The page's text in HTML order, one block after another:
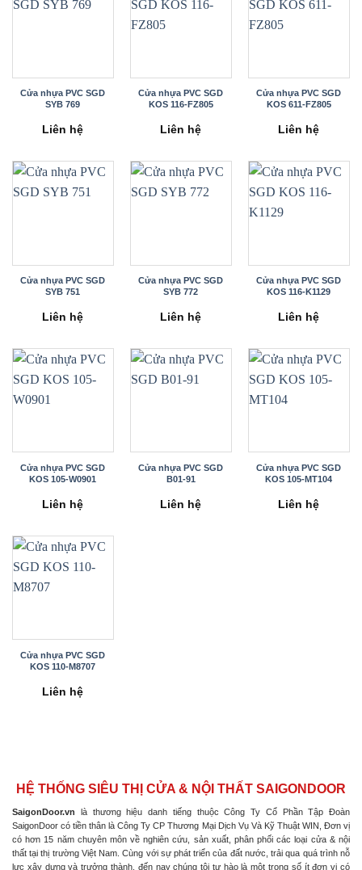
Cửa nhựa PVC SGD
SYB 769
Liên hệ
Cửa nhựa PVC SGD
KOS 116-FZ805
Liên hệ
Cửa nhựa PVC SGD
KOS 611-FZ805
Liên hệ
Cửa nhựa PVC SGD
SYB 751
Liên hệ
Cửa nhựa PVC SGD
SYB 772
Liên hệ
Cửa nhựa PVC SGD
KOS 116-K1129
Liên hệ
Cửa nhựa PVC SGD
KOS 105-W0901
Liên hệ
Cửa nhựa PVC SGD
B01-91
Liên hệ
Cửa nhựa PVC SGD
KOS 105-MT104
Liên hệ
Cửa nhựa PVC SGD
KOS 110-M8707
Liên hệ
HỆ THỐNG SIÊU THỊ CỬA & NỘI THẤT SAIGONDOOR
SaigonDoor.vn là thương hiệu danh tiếng thuộc Công Ty Cổ Phần Tập Đoàn
SaigonDoor có tiền thân là Công Ty CP Thương Mại Dịch Vụ Và Kỹ Thuật WIN, Đơn vị
có hơn 15 năm chuyên môn về nghiên cứu, sản xuất, phân phối các loại cửa & nội
thất tại thị trường Việt Nam. Cùng với sự phát triển của đất nước, trải qua quá trình nỗ
lực xây dựng và trưởng thành, đến nay chúng tôi tự hào là một trong số ít đơn vị có